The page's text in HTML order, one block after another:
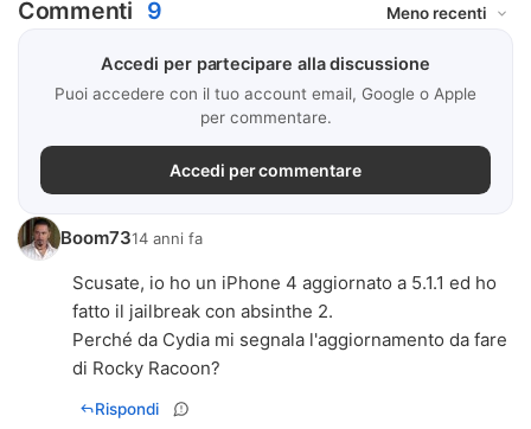
Commenti 9
Accedi per partecipare alla discussione
Puoi accedere con il tuo account email, Google o Apple
per commentare.
Accedi per commentare
Boom7314 anni fa
Scusate, io ho un iPhone 4 aggiornato a 5.1.1 ed ho
fatto il jailbreak con absinthe 2.
Perché da Cydia mi segnala l'aggiornamento da fare
di Rocky Racoon?
Rispondi